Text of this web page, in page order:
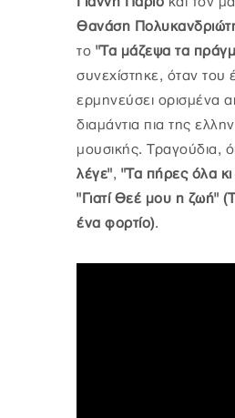
Θανάση
το "Τα μάζεψα τα
συνεχίστηκε, όταν του
ερμηνεύσει ορισμένα
διαμάντια πια της
μουσικής. Τραγούδια,
λέγε", "Τα πήρες όλα
"Γιατί Θεέ μου η ζωή"
ένα φορτίο).